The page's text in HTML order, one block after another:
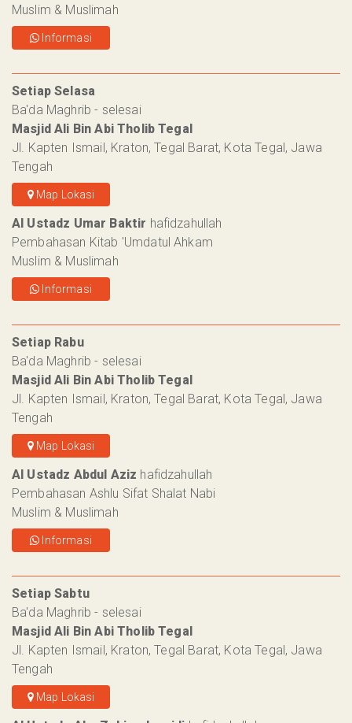
Muslim & Muslimah
Informasi
Setiap Selasa
Ba'da Maghrib - selesai
Masjid Ali Bin Abi Tholib Tegal
Jl. Kapten Ismail, Kraton, Tegal Barat, Kota Tegal, Jawa
Tengah
Map Lokasi
Al Ustadz Umar Baktir hafidzahullah
Pembahasan Kitab 'Umdatul Ahkam
Muslim & Muslimah
Informasi
Setiap Rabu
Ba'da Maghrib - selesai
Masjid Ali Bin Abi Tholib Tegal
Jl. Kapten Ismail, Kraton, Tegal Barat, Kota Tegal, Jawa
Tengah
Map Lokasi
Al Ustadz Abdul Aziz hafidzahullah
Pembahasan Ashlu Sifat Shalat Nabi
Muslim & Muslimah
Informasi
Setiap Sabtu
Ba'da Maghrib - selesai
Masjid Ali Bin Abi Tholib Tegal
Jl. Kapten Ismail, Kraton, Tegal Barat, Kota Tegal, Jawa
Tengah
Map Lokasi